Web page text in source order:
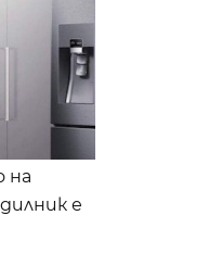
на
е